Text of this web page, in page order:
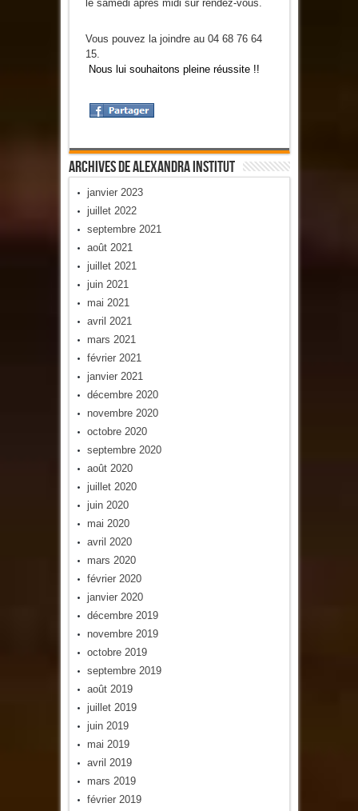
le samedi après midi sur rendez-vous.
Vous pouvez la joindre au 04 68 76 64
15.
Nous lui souhaitons pleine réussite !!
Archives De Alexandra Institut
janvier 2023
juillet 2022
septembre 2021
août 2021
juillet 2021
juin 2021
mai 2021
avril 2021
mars 2021
février 2021
janvier 2021
décembre 2020
novembre 2020
octobre 2020
septembre 2020
août 2020
juillet 2020
juin 2020
mai 2020
avril 2020
mars 2020
février 2020
janvier 2020
décembre 2019
novembre 2019
octobre 2019
septembre 2019
août 2019
juillet 2019
juin 2019
mai 2019
avril 2019
mars 2019
février 2019